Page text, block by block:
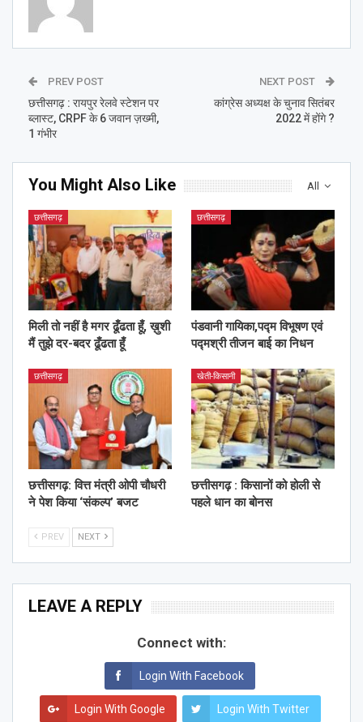
PREV POST
छत्तीसगढ़ : रायपुर रेलवे स्टेशन पर
ब्लास्ट, CRPF के 6 जवान ज़ख्मी,
1 गंभीर
NEXT POST
कांग्रेस अध्यक्ष के चुनाव सितंबर
2022 में होंगे ?
All
You Might Also Like
छत्तीसगढ़
मिली तो नहीं है मगर ढूँढता हूँ, ख़ुशी
मैं तुझे दर-बदर ढूँढता हूँ
छत्तीसगढ़
पंडवानी गायिका,पद्म विभूषण एवं
पद्मश्री तीजन बाई का निधन
छत्तीसगढ़
छत्तीसगढ़: वित्त मंत्री ओपी चौधरी
ने पेश किया ‘संकल्प’ बजट
खेती-किसानी
छत्तीसगढ़ : किसानों को होली से
पहले धान का बोनस
PREV NEXT
LEAVE A REPLY
Connect with:
Login With Facebook
Login With Google Login With Twitter